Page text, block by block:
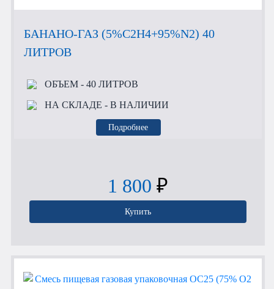
БАНАНО-ГАЗ (5%C2H4+95%N2) 40
ЛИТРОВ
ОБЪЕМ- 40 ЛИТРОВ
НА СКЛАДЕ - В НАЛИЧИИ
Подробнее
1 800 ₽
Купить